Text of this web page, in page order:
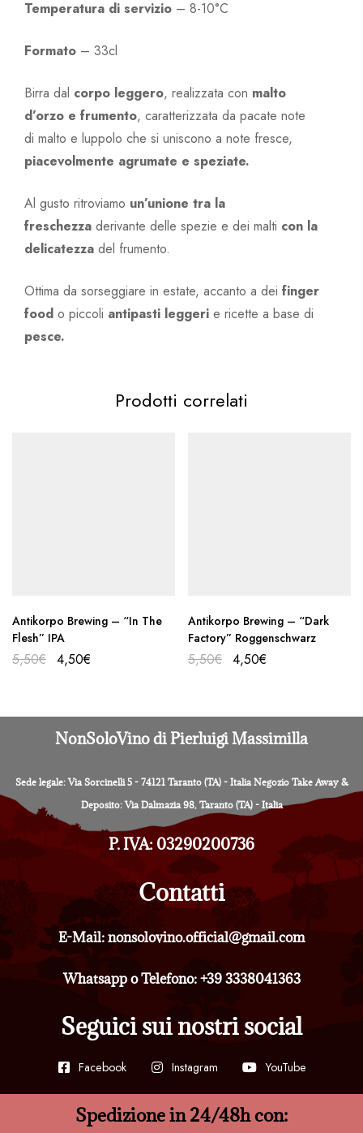
Temperatura di servizio – 8-10°C
Formato – 33cl
Birra dal corpo leggero, realizzata con malto
d’orzo e frumento, caratterizzata da pacate note
di malto e luppolo che si uniscono a note fresce,
piacevolmente agrumate e speziate.
Al gusto ritroviamo un’unione tra la
freschezza derivante delle spezie e dei malti con la
delicatezza del frumento.
Ottima da sorseggiare in estate, accanto a dei finger
food o piccoli antipasti leggeri e ricette a base di
pesce.
Prodotti correlati
Antikorpo Brewing – “In The
Flesh” IPA
5,50€ 4,50€
Antikorpo Brewing – “Dark
Factory” Roggenschwarz
5,50€ 4,50€
NonSoloVino di Pierluigi Massimilla
Sede legale: Via Sorcinelli 5 - 74121 Taranto (TA) - Italia Negozio Take Away &
Deposito: Via Dalmazia 98, Taranto (TA) - Italia
P. IVA: 03290200736
Contatti
E-Mail: nonsolovino.official@gmail.com
Whatsapp o Telefono: +39 3338041363
Seguici sui nostri social
Facebook Instagram YouTube
Spedizione in 24/48h con: